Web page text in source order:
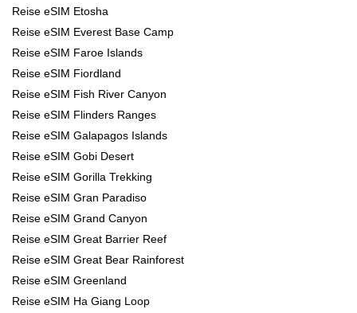
Reise eSIM Etosha
Reise eSIM Everest Base Camp
Reise eSIM Faroe Islands
Reise eSIM Fiordland
Reise eSIM Fish River Canyon
Reise eSIM Flinders Ranges
Reise eSIM Galapagos Islands
Reise eSIM Gobi Desert
Reise eSIM Gorilla Trekking
Reise eSIM Gran Paradiso
Reise eSIM Grand Canyon
Reise eSIM Great Barrier Reef
Reise eSIM Great Bear Rainforest
Reise eSIM Greenland
Reise eSIM Ha Giang Loop